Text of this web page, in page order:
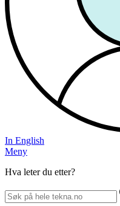
In English
Meny
Hva leter du etter?